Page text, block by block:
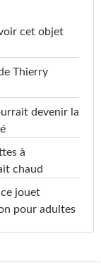
cet objet
Thierry
devenir la
à
chaud
jouet
pour adultes